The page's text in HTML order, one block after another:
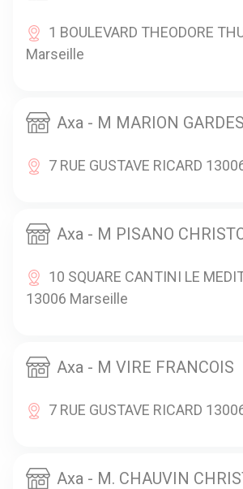
1 BOULEVARD THEODORE
Marseille
Axa - M MARION
7 RUE GUSTAVE RICARD
Axa - M PISANO
10 SQUARE CANTINI LE
13006 Marseille
Axa - M VIRE FRANCOIS
7 RUE GUSTAVE RICARD
Axa - M. CHAUVIN